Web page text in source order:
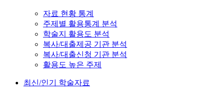
자료 현황 통계
주제별 활용통계 분석
학술지 활용도 분석
복사/대출제공 기관 분석
복사/대출신청 기관 분석
활용도 높은 주제
최신/인기 학술자료